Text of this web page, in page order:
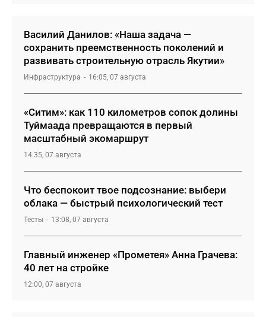
Василий Данилов: «Наша задача —
сохранить преемственность поколений и
развивать строительную отрасль Якутии»
Инфраструктура 16:05, 07 августа
«Ситим»: как 110 километров сопок долины
Туймаада превращаются в первый
масштабный экомаршрут
14:35, 07 августа
Что беспокоит твое подсознание: выбери
облака — быстрый психологический тест
Тесты 13:08, 07 августа
Главный инженер «Прометея» Анна Грачева:
40 лет на стройке
12:00, 07 августа